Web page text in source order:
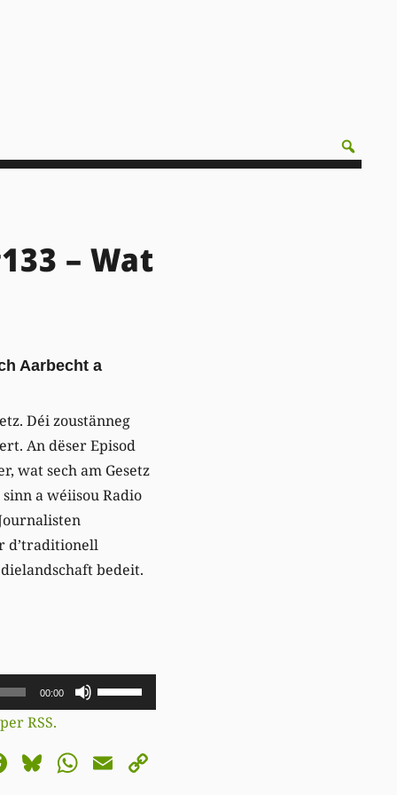
– Wat
Aarbecht a
Déi zoustänneg
An dëser Episod
wat sech am Gesetz
awéiisou Radio
d’traditionell
bedeit.
00:00
Pfeiltasten
Hoch/Runter
um
per RSS.
Facebook
Bluesky
WhatsApp
Email